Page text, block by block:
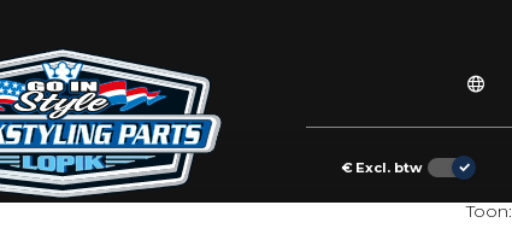
€ Excl. btw
Toon: